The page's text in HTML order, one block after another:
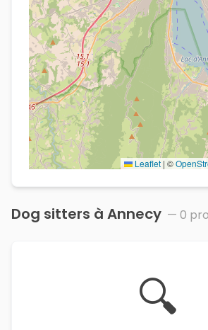
Leaflet | ©
Dog sitters à Annecy — 0
🔍